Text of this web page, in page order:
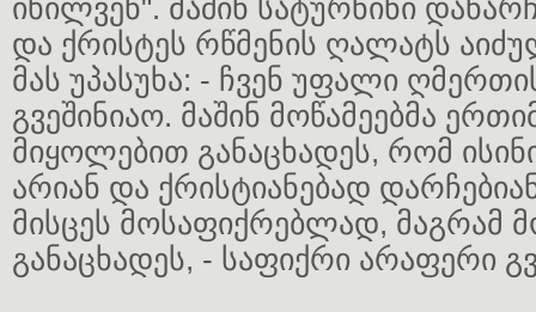
იხილვენ". მაშინ სატურნინი
და ქრისტეს რწმენის ღალატს
მას უპასუხა: - ჩვენ უფალი
გვეშინიაო. მაშინ მოწამეებმა
მიყოლებით განაცხადეს, რომ
არიან და ქრისტიანებად
მისცეს მოსაფიქრებლად, მაგრამ
განაცხადეს, - საფიქრი არაფერი